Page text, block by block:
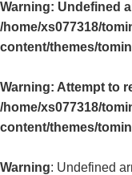
Warning: Undefined
/home/xs077318/
content/themes/
Warning: Attempt to
/home/xs077318/
content/themes/
Warning: Undefined